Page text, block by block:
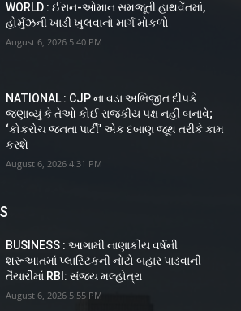
WORLD : ઈરાન-ઓમાન સમજૂતી હાથવેંતમાં,
હોર્મુઝની ખાડી ખુલવાનો માર્ગ મોકળો
August 6, 2026 5:40 PM
NATIONAL : CJP ના વડા અભિજીત દીપકે
જણાવ્યું કે તેઓ કોઈ રાજકીય પક્ષ નહીં બનાવે;
‘કોકરોચ જનતા પાર્ટી’ એક દબાણ જૂથ તરીકે કામ
કરશે
August 6, 2026 4:31 PM
BUSINESS : આગામી નાણાકીય વર્ષની
શરૂઆતમાં પ્લાસ્ટિકની નોટો બહાર પાડવાની
તૈયારીમાં RBI: સંજય મલ્હોત્રા
August 6, 2026 5:55 PM